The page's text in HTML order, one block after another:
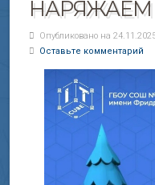
НАРЯЖАЕМ
Опубликовано на
Оставьте комментарий